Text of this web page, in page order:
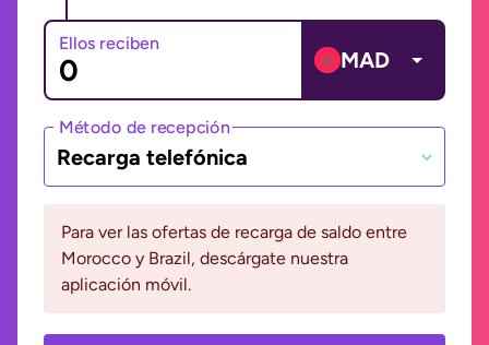
Ellos reciben
MAD
Método de recepción
Recarga telefónica
Para ver las ofertas de recarga de saldo entre
Morocco y Brazil, descárgate nuestra
aplicación móvil.